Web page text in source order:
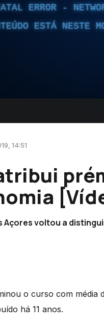
ERROR -
ESTÁ NESTE
14:51
Açores voltou a
o curso com média
há 11 anos.